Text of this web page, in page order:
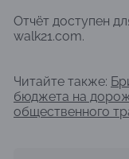
Отчёт доступен
walk21.com.
Читайте также:
бюджета на
общественного